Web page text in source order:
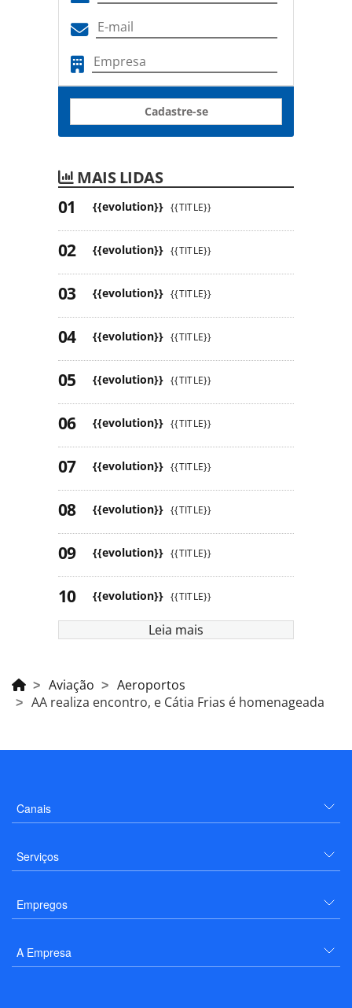
Cadastre-se
MAIS LIDAS
{{evolution}} {{TITLE}}
{{evolution}} {{TITLE}}
{{evolution}} {{TITLE}}
{{evolution}} {{TITLE}}
{{evolution}} {{TITLE}}
{{evolution}} {{TITLE}}
{{evolution}} {{TITLE}}
{{evolution}} {{TITLE}}
{{evolution}} {{TITLE}}
{{evolution}} {{TITLE}}
Leia mais
Aviação
Aeroportos
AA realiza encontro, e Cátia Frias é homenageada
Canais
Serviços
Empregos
A Empresa